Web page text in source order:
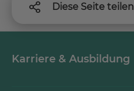
Diese Seite teilen
Karriere & Ausbildung